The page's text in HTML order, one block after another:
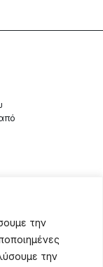
την
την